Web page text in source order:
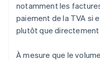
notamment les
paiement de la TVA si
plutôt que directement
À mesure que le